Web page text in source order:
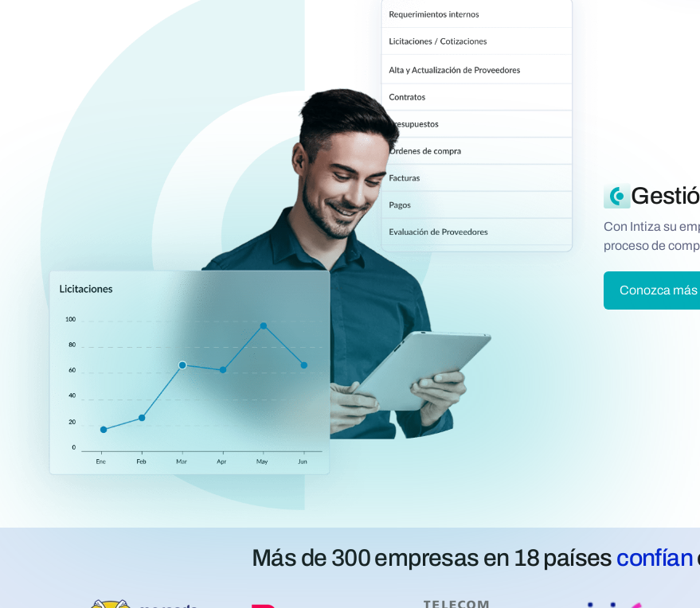
Con Intiza su
proceso de
Conozca más
Más de 300 empresas en 18 países confían